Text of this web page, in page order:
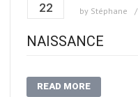
22 by Stéphane
NAISSANCE
READ MORE